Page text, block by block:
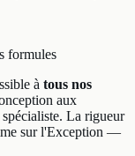
formules
à tous nos
aux
La rigueur
sur l'Exception —